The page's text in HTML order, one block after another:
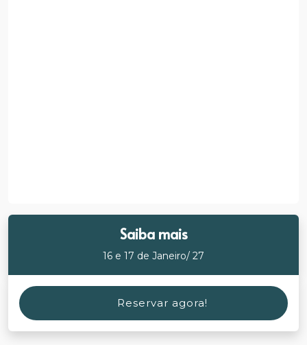
Saiba mais
16 e 17 de Janeiro/ 27
Reservar agora!